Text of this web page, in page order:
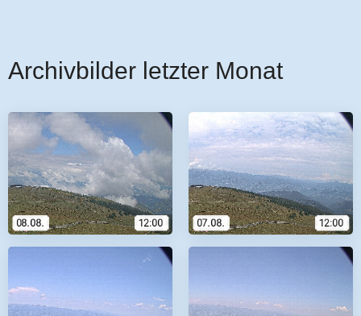
Archivbilder letzter Monat